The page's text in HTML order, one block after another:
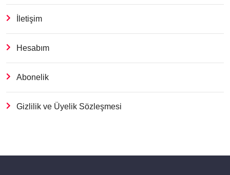
İletişim
Hesabım
Abonelik
Gizlilik ve Üyelik Sözleşmesi